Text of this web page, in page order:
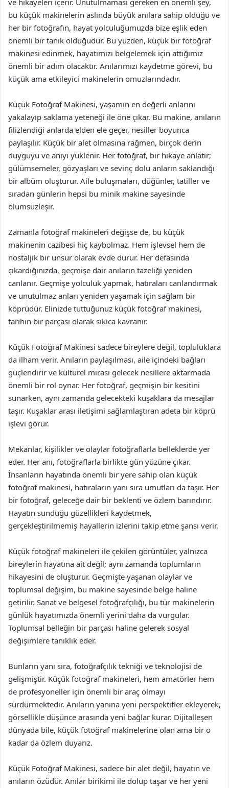
ve hikayeleri içerir. Unutulmaması gereken en önemli şey,
bu küçük makinelerin aslında büyük anılara sahip olduğu ve
her bir fotoğrafın, hayat yolculuğumuzda bize eşlik eden
önemli bir tanık olduğudur. Bu yüzden, küçük bir fotoğraf
makinesi edinmek, hayatımızı belgelemek için attığımız
önemli bir adım olacaktır. Anılarımızı kaydetme görevi, bu
küçük ama etkileyici makinelerin omuzlarındadır.
Küçük Fotoğraf Makinesi, yaşamın en değerli anlarını
yakalayıp saklama yeteneği ile öne çıkar. Bu makine, anıların
filizlendiği anlarda elden ele geçer, nesiller boyunca
paylaşılır. Küçük bir alet olmasına rağmen, birçok derin
duyguyu ve anıyı yüklenir. Her fotoğraf, bir hikaye anlatır;
gülümsemeler, gözyaşları ve sevinç dolu anların saklandığı
bir albüm oluşturur. Aile buluşmaları, düğünler, tatiller ve
sıradan günlerin hepsi bu minik makine sayesinde
ölümsüzleşir.
Zamanla fotoğraf makineleri değişse de, bu küçük
makinenin cazibesi hiç kaybolmaz. Hem işlevsel hem de
nostaljik bir unsur olarak evde durur. Her defasında
çıkardığınızda, geçmişe dair anıların tazeliği yeniden
canlanır. Geçmişe yolculuk yapmak, hatıraları canlandırmak
ve unutulmaz anları yeniden yaşamak için sağlam bir
köprüdür. Elinizde tuttuğunuz küçük fotoğraf makinesi,
tarihin bir parçası olarak sıkıca kavranır.
Küçük Fotoğraf Makinesi sadece bireylere değil, topluluklara
da ilham verir. Anıların paylaşılması, aile içindeki bağları
güçlendirir ve kültürel mirası gelecek nesillere aktarmada
önemli bir rol oynar. Her fotoğraf, geçmişin bir kesitini
sunarken, aynı zamanda gelecekteki kuşaklara da mesajlar
taşır. Kuşaklar arası iletişimi sağlamlaştıran adeta bir köprü
işlevi görür.
Mekanlar, kişilikler ve olaylar fotoğraflarla belleklerde yer
eder. Her anı, fotoğraflarla birlikte gün yüzüne çıkar.
İnsanların hayatında önemli bir yere sahip olan küçük
fotoğraf makinesi, hatıraların yanı sıra umutları da taşır. Her
bir fotoğraf, geleceğe dair bir beklenti ve özlem barındırır.
Hayatın sunduğu güzellikleri kaydetmek,
gerçekleştirilmemiş hayallerin izlerini takip etme şansı verir.
Küçük fotoğraf makineleri ile çekilen görüntüler, yalnızca
bireylerin hayatına ait değil; aynı zamanda toplumların
hikayesini de oluşturur. Geçmişte yaşanan olaylar ve
toplumsal değişim, bu makine sayesinde belge haline
getirilir. Sanat ve belgesel fotoğrafçılığı, bu tür makinelerin
günlük hayatımızda önemli yerini daha da vurgular.
Toplumsal belleğin bir parçası haline gelerek sosyal
değişimlere tanıklık eder.
Bunların yanı sıra, fotoğrafçılık tekniği ve teknolojisi de
gelişmiştir. Küçük fotoğraf makineleri, hem amatörler hem
de profesyoneller için önemli bir araç olmayı
sürdürmektedir. Anıların yanına yeni perspektifler ekleyerek,
görsellikle düşünce arasında yeni bağlar kurar. Dijitalleşen
dünyada bile, küçük fotoğraf makinelerine olan ama bir o
kadar da özlem duyarız.
Küçük Fotoğraf Makinesi, sadece bir alet değil, hayatın ve
anıların özüdür. Anılar birikimi ile dolup taşar ve her yeni